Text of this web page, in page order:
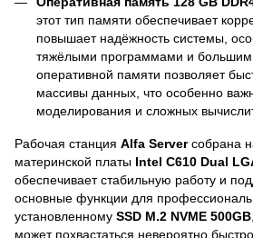
этот тип памяти обеспечивает
повышает надёжность системы,
тяжёлыми программами и
оперативной памяти позволяет
массивы данных, что особенно
моделирования и сложных
Рабочая станция Alfa Serverсобрана
материнской платы Intel C610 Dual
обеспечивает стабильную работу и
основные функции для
установленному SSD M.2 NVME 500GB
может похвастаться невероятно